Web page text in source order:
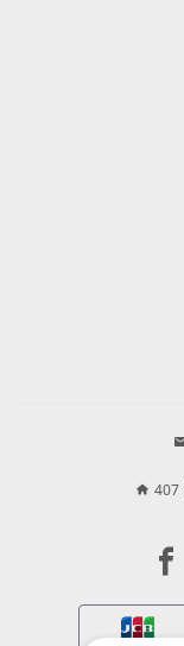
407